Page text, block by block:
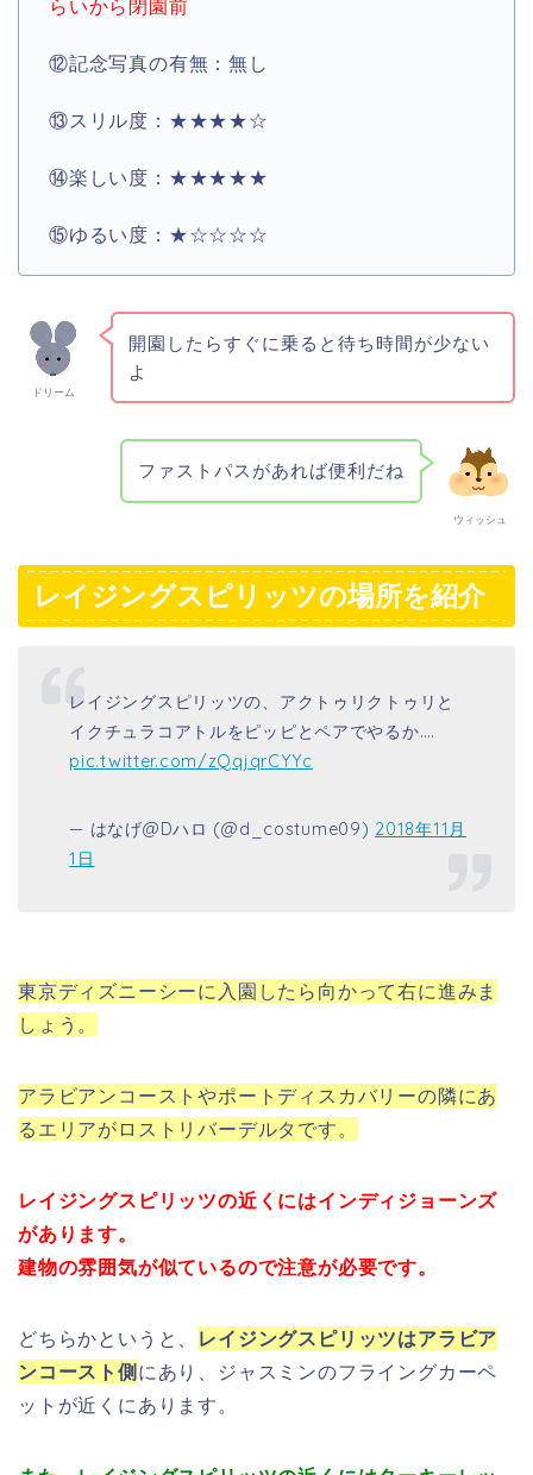
らいから閉園前
⑫記念写真の有無：無し
⑬スリル度：★★★★☆
⑭楽しい度：★★★★★
⑮ゆるい度：★☆☆☆☆
ドリーム
開園したらすぐに乗ると待ち時間が少ない
よ
ウィッシュ
ファストパスがあれば便利だね
レイジングスピリッツの場所を紹介
レイジングスピリッツの、アクトゥリクトゥリと
イクチュラコアトルをピッピとペアでやるか….
pic.twitter.com/zQqjqrCYYc
— はなげ@Dハロ (@d_costume09) 2018年11月
1日
東京ディズニーシーに入園したら向かって右に進みま
しょう。
アラビアンコーストやポートディスカバリーの隣にあ
るエリアがロストリバーデルタです。
レイジングスピリッツの近くにはインディジョーンズ
があります。
建物の雰囲気が似ているので注意が必要です。
どちらかというと、 レイジングスピリッツはアラビア
ンコースト側 にあり、ジャスミンのフライングカーペ
ットが近くにあります。